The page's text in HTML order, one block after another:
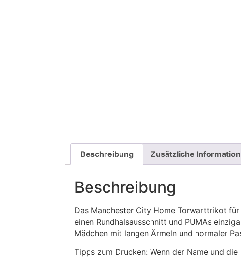
Beschreibung Zusätzliche
Beschreibung
Das Manchester City Home Torwarttrikot
einen Rundhalsausschnitt und PUMAs
Mädchen mit langen Ärmeln und normaler
Tipps zum Drucken: Wenn der Name und